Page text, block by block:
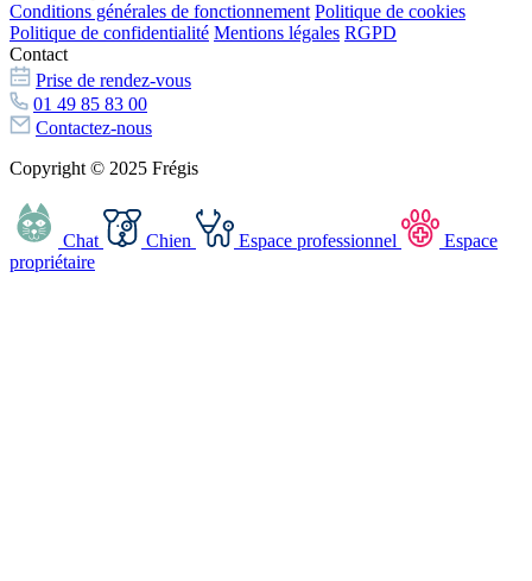
Conditions générales de fonctionnement Politique de cookies
Politique de confidentialité Mentions légales RGPD
Contact
Prise de rendez-vous
01 49 85 83 00
Contactez-nous
Copyright © 2025 Frégis
Chat Chien Espace professionnel
Espace
propriétaire